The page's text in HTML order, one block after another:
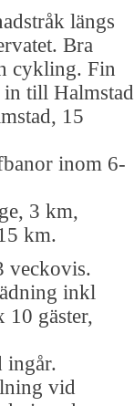
längs
Bra
cykling. Fin
in till
15
inom 6-
3 km,
km.
veckovis.
inkl
gäster,
ingår.
vid